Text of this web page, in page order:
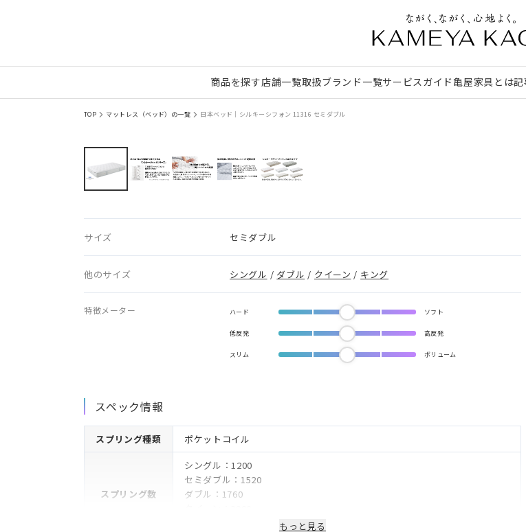
商品を探す店舗一覧取扱ブランド一覧サービスガイド亀屋家具とは記
TOP マットレス（ベッド）の一覧 日本ベッド｜シルキーシフォン 11316 セミダブル
サイズ セミダブル
他のサイズ シングル / ダブル / クイーン / キング
特徴メーター ハード ソフト
低反発 高反発
スリム ボリューム
スペック情報
スプリング種類 ポケットコイル
スプリング数
シングル：1200
セミダブル：1520
ダブル：1760
もっと見る